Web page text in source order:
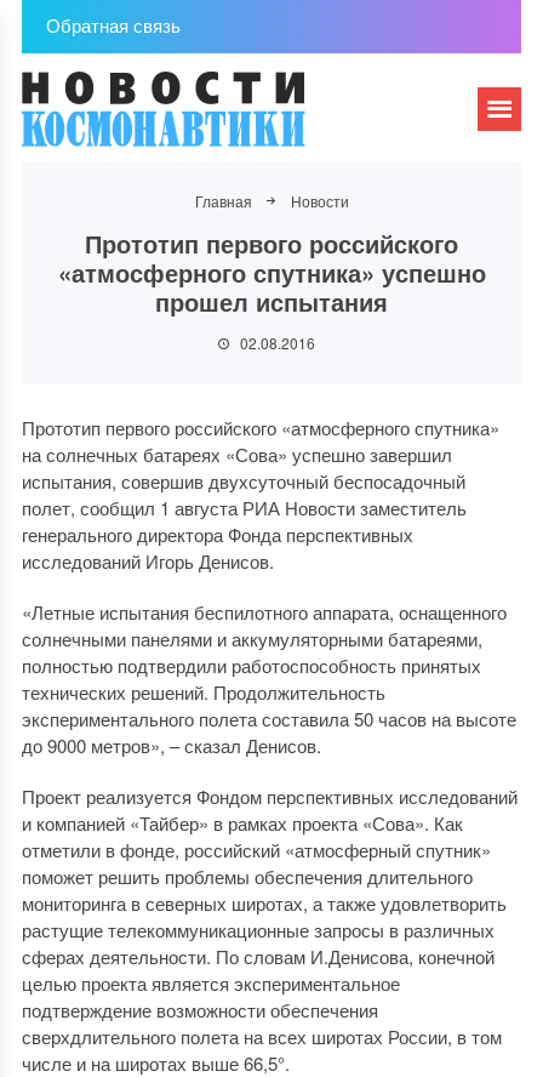
Обратная связь
Главная Новости
Прототип первого российского
«атмосферного спутника» успешно
прошел испытания
02.08.2016
Прототип первого российского «атмосферного спутника»
на солнечных батареях «Сова» успешно завершил
испытания, совершив двухсуточный беспосадочный
полет, сообщил 1 августа РИА Новости заместитель
генерального директора Фонда перспективных
исследований Игорь Денисов.
«Летные испытания беспилотного аппарата, оснащенного
солнечными панелями и аккумуляторными батареями,
полностью подтвердили работоспособность принятых
технических решений. Продолжительность
экспериментального полета составила 50 часов на высоте
до 9000 метров», – сказал Денисов.
Проект реализуется Фондом перспективных исследований
и компанией «Тайбер» в рамках проекта «Сова». Как
отметили в фонде, российский «атмосферный спутник»
поможет решить проблемы обеспечения длительного
мониторинга в северных широтах, а также удовлетворить
растущие телекоммуникационные запросы в различных
сферах деятельности. По словам И.Денисова, конечной
целью проекта является экспериментальное
подтверждение возможности обеспечения
сверхдлительного полета на всех широтах России, в том
числе и на широтах выше 66,5°.